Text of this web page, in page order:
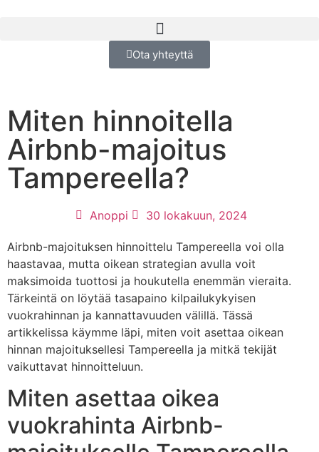
Ota yhteyttä
Miten hinnoitella
Airbnb-majoitus
Tampereella?
Anoppi 30 lokakuun, 2024
Airbnb-majoituksen hinnoittelu Tampereella voi olla
haastavaa, mutta oikean strategian avulla voit
maksimoida tuottosi ja houkutella enemmän vieraita.
Tärkeintä on löytää tasapaino kilpailukykyisen
vuokrahinnan ja kannattavuuden välillä. Tässä
artikkelissa käymme läpi, miten voit asettaa oikean
hinnan majoituksellesi Tampereella ja mitkä tekijät
vaikuttavat hinnoitteluun.
Miten asettaa oikea
vuokrahinta Airbnb-